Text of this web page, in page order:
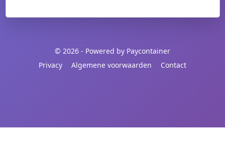
© 2026 - Powered by Paycontainer
Privacy
Algemene voorwaarden Contact